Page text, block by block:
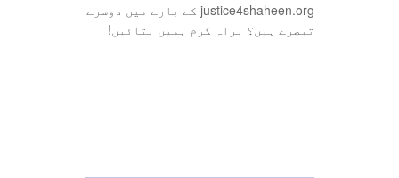
justice4shaheen.org کے بارے میں دوسرے
تبصرے ہیں؟ براہ کرم ہمیں بتائیں!